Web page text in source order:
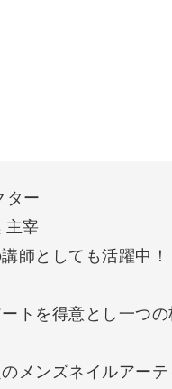
ター
主宰
師としても活躍中！
トを得意とし一つ
メンズネイルアーテ